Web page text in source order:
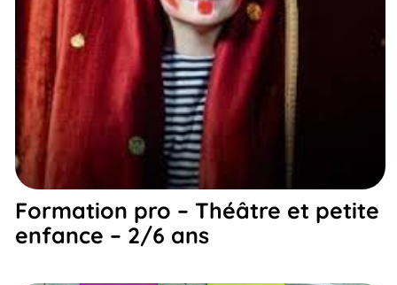
Formation pro – Théâtre et petite
enfance – 2/6 ans